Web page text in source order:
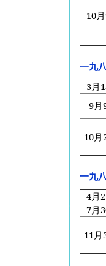
10
一九
3月
9月
10月
一九
4月
7月
11月